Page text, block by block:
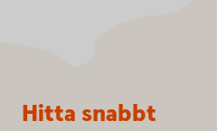
Sidfot
Hitta snabbt